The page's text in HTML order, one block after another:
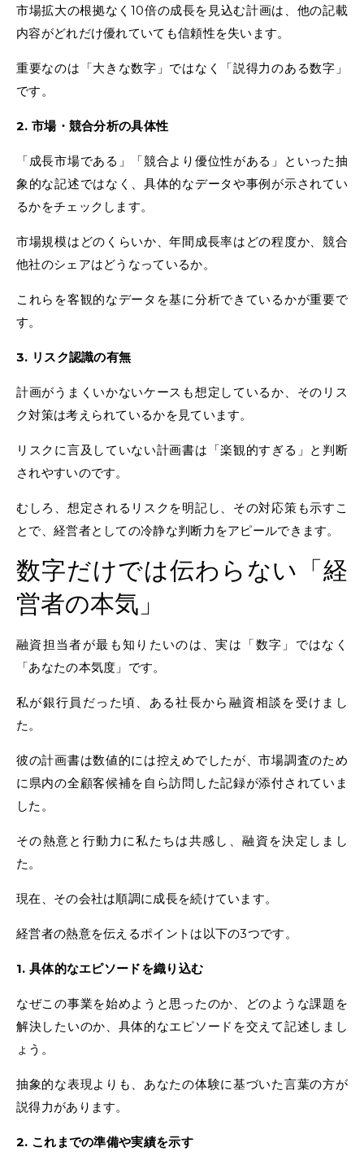
市場拡大の根拠なく10倍の成長を見込む計画は、他の記載
内容がどれだけ優れていても信頼性を失います。
重要なのは「大きな数字」ではなく「説得力のある数字」
です。
2. 市場・競合分析の具体性
「成長市場である」「競合より優位性がある」といった抽
象的な記述ではなく、具体的なデータや事例が示されてい
るかをチェックします。
市場規模はどのくらいか、年間成長率はどの程度か、競合
他社のシェアはどうなっているか。
これらを客観的なデータを基に分析できているかが重要で
す。
3. リスク認識の有無
計画がうまくいかないケースも想定しているか、そのリス
ク対策は考えられているかを見ています。
リスクに言及していない計画書は「楽観的すぎる」と判断
されやすいのです。
むしろ、想定されるリスクを明記し、その対応策も示すこ
とで、経営者としての冷静な判断力をアピールできます。
数字だけでは伝わらない「経
営者の本気」
融資担当者が最も知りたいのは、実は「数字」ではなく
「あなたの本気度」です。
私が銀行員だった頃、ある社長から融資相談を受けまし
た。
彼の計画書は数値的には控えめでしたが、市場調査のため
に県内の全顧客候補を自ら訪問した記録が添付されていま
した。
その熱意と行動力に私たちは共感し、融資を決定しまし
た。
現在、その会社は順調に成長を続けています。
経営者の熱意を伝えるポイントは以下の3つです。
1. 具体的なエピソードを織り込む
なぜこの事業を始めようと思ったのか、どのような課題を
解決したいのか、具体的なエピソードを交えて記述しまし
ょう。
抽象的な表現よりも、あなたの体験に基づいた言葉の方が
説得力があります。
2. これまでの準備や実績を示す